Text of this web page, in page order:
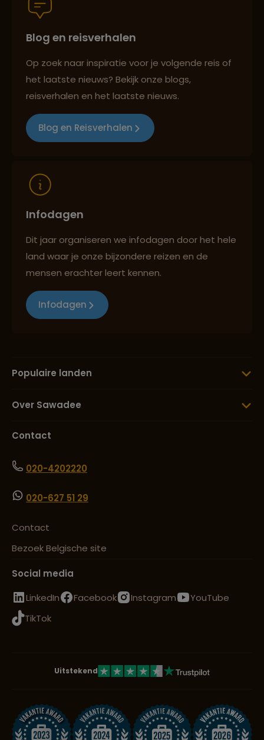
Best beoordeelde reisroutes
Reizen met oog voor mens, cultuur en milieu
Blog en reisverhalen
Op zoek naar inspiratie voor je volgende reis of
het laatste nieuws? Bekijk onze blogs,
reisverhalen en het laatste nieuws.
Blog en Reisverhalen
Infodagen
Dit jaar organiseren we infodagen door het hele
land waar je onze bijzondere reizen en de
mensen erachter leert kennen.
Infodagen
Populaire landen
Over Sawadee
Contact
020-4202220
020-627 51 29
Contact
Bezoek Belgische site
Social media
LinkedIn
Facebook Instagram
YouTube
TikTok
Uitstekend